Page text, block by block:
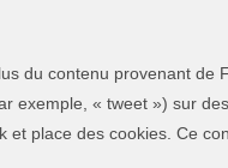
du contenu provenant de
exemple, « tweet ») sur
et place des cookies. Ce